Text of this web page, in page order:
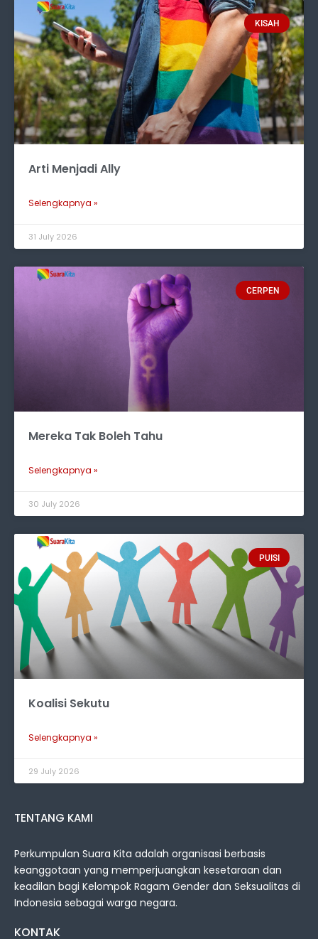
KISAH
Arti Menjadi Ally
Selengkapnya »
31 July 2026
CERPEN
Mereka Tak Boleh Tahu
Selengkapnya »
30 July 2026
PUISI
Koalisi Sekutu
Selengkapnya »
29 July 2026
TENTANG KAMI
Perkumpulan Suara Kita adalah organisasi berbasis
keanggotaan yang memperjuangkan kesetaraan dan
keadilan bagi Kelompok Ragam Gender dan Seksualitas di
Indonesia sebagai warga negara.
KONTAK